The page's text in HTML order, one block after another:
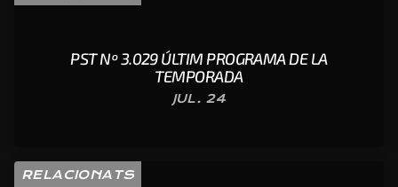
PST Nº 3.029 ÚLTIM PROGRAMA DE LA
TEMPORADA
JUL. 24
RELACIONATS